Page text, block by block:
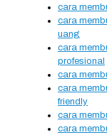
cara
cara
uang
cara
profesional
cara
cara
friendly
cara
cara